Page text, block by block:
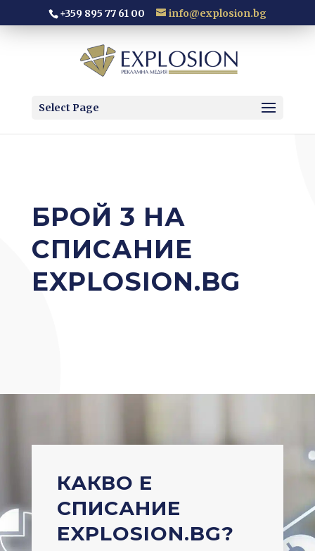
+359 895 77 61 00 info@explosion.bg
Select Page
БРОЙ 3 НА
СПИСАНИЕ
EXPLOSION.BG
КАКВО Е
СПИСАНИЕ
EXPLOSION.BG?